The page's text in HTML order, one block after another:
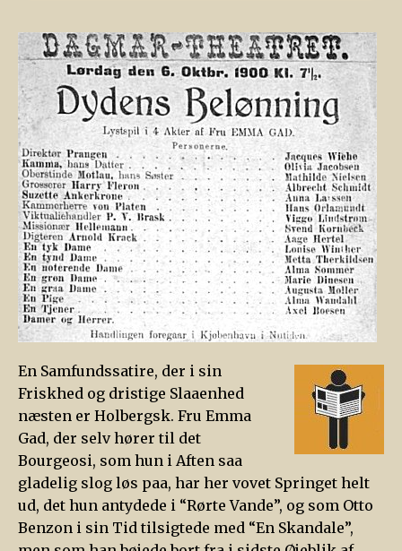
En Samfundssatire, der i sin
Friskhed og dristige Slaaenhed
næsten er Holbergsk. Fru Emma
Gad, der selv hører til det
Bourgeosi, som hun i Aften saa
gladelig slog løs paa, har her vovet Springet helt
ud, det hun antydede i “Rørte Vande”, og som Otto
Benzon i sin Tid tilsigtede med “En Skandale”,